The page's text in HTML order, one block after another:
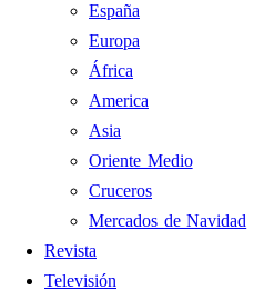
España
Europa
África
America
Asia
Oriente Medio
Cruceros
Mercados de Navidad
Revista
Televisión